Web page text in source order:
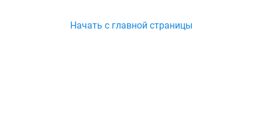
Начать с главной страницы